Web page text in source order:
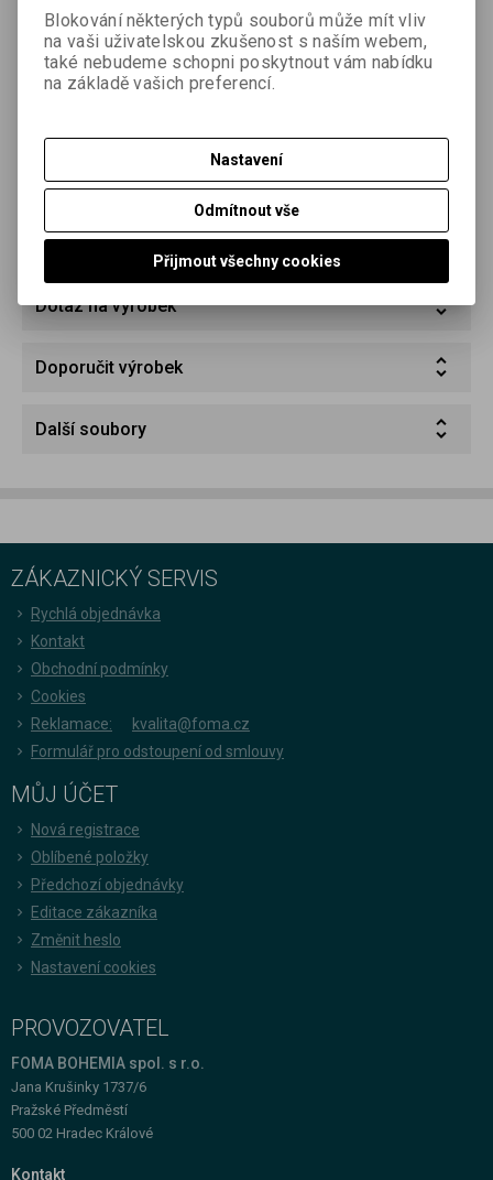
Dvoudílný práškový kyselý ustalovač. Pro ruční zpracování
všech druhů černobílých filmů i fotopapírů.
Parametry
Dotaz na výrobek
Doporučit výrobek
Další soubory
ZÁKAZNICKÝ SERVIS
Rychlá objednávka
Kontakt
Obchodní podmínky
Cookies
Reklamace:
kvalita@foma.cz
Formulář pro odstoupení od smlouvy
MŮJ ÚČET
Nová registrace
Oblíbené položky
Předchozí objednávky
Editace zákazníka
Změnit heslo
Nastavení cookies
PROVOZOVATEL
FOMA BOHEMIA spol. s r.o.
Jana Krušinky 1737/6
Pražské Předměstí
500 02 Hradec Králové
Kontakt
Blokování některých typů souborů může mít vliv
na vaši uživatelskou zkušenost s naším webem,
také nebudeme schopni poskytnout vám nabídku
na základě vašich preferencí.
Nastavení
Odmítnout vše
Přijmout všechny cookies